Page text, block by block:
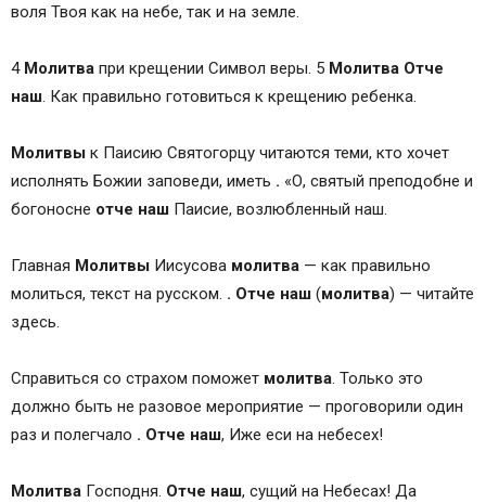
воля Твоя как на небе, так и на земле.
4 Молитва при крещении Символ веры. 5 Молитва Отче
наш. Как правильно готовиться к крещению ребенка.
Молитвы к Паисию Святогорцу читаются теми, кто хочет
исполнять Божии заповеди, иметь . «О, святый преподобне и
богоносне отче наш Паисие, возлюбленный наш.
Главная Молитвы Иисусова молитва — как правильно
молиться, текст на русском. . Отче наш (молитва) — читайте
здесь.
Справиться со страхом поможет молитва. Только это
должно быть не разовое мероприятие — проговорили один
раз и полегчало . Отче наш, Иже еси на небесех!
Молитва Господня. Отче наш, сущий на Небесах! Да